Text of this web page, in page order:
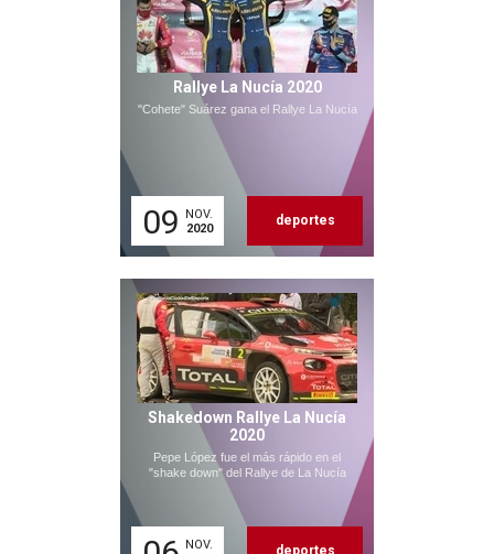
Rallye La Nucía 2020
"Cohete" Suárez gana el Rallye La Nucía
09
NOV.
2020
deportes
Shakedown Rallye La Nucía
2020
Pepe López fue el más rápido en el
"shake down" del Rallye de La Nucía
NOV.
deportes